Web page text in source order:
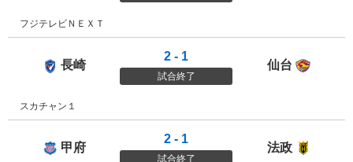
フジテレビＮＥＸＴ
Ｖ・ファーレン長崎
長崎
2 - 1
試合終了
仙台
スカチャン１
ヴァンフォーレ甲府
甲府
2 - 1
試合終了
法政